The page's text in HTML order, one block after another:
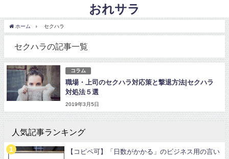
おれサラ
ホーム セクハラ
セクハラの記事一覧
コラム
職場・上司のセクハラ対応策と撃退方法|セクハラ
対処法５選
2019年3月5日
人気記事ランキング
【コピペ可】「日数がかかる」のビジネス用の言い